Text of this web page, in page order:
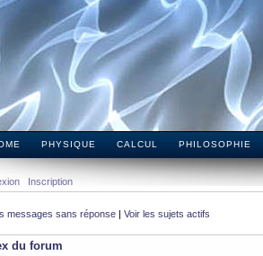
PHYSIQUE CALCUL PHILOSOPHIE
Inscription
messages sans réponse | Voir les sujets actifs
du forum